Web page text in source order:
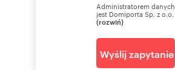
Administratorem danych
jest Domiporta Sp. z o.o.
(rozwiń)
Wyślij zapytanie